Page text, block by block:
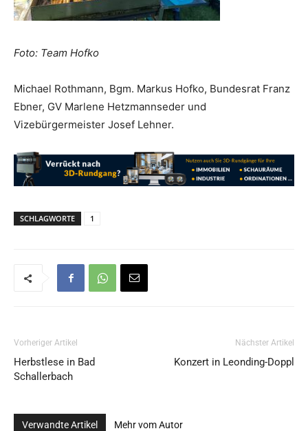
Foto: Team Hofko
Michael Rothmann, Bgm. Markus Hofko, Bundesrat Franz
Ebner, GV Marlene Hetzmannseder und
Vizebürgermeister Josef Lehner.
SCHLAGWORTE 1
Vorheriger Artikel
Herbstlese in Bad
Schallerbach
Nächster Artikel
Konzert in Leonding-Doppl
Verwandte Artikel Mehr vom Autor